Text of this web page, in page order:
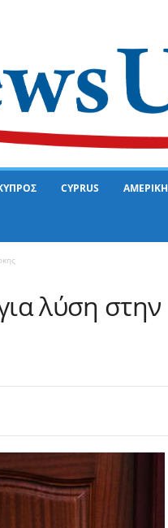
CYPRUS ΑΜΕΡΙΚΗ
λύση στην